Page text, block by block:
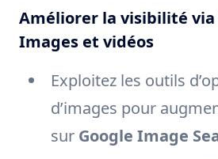
Améliorer la visibilité via
Images et vidéos
Exploitez les outils
d’images pour
sur Google Image